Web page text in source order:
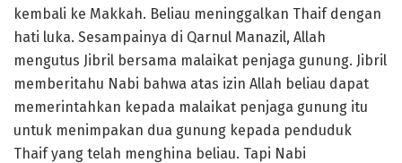
kembali ke Makkah. Beliau meninggalkan Thaif dengan
hati luka. Sesampainya di Qarnul Manazil, Allah
mengutus Jibril bersama malaikat penjaga gunung. Jibril
memberitahu Nabi bahwa atas izin Allah beliau dapat
memerintahkan kepada malaikat penjaga gunung itu
untuk menimpakan dua gunung kepada penduduk
Thaif yang telah menghina beliau. Tapi Nabi